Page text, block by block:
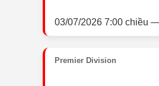
03/07/2026 7:00 chiều
Premier Division